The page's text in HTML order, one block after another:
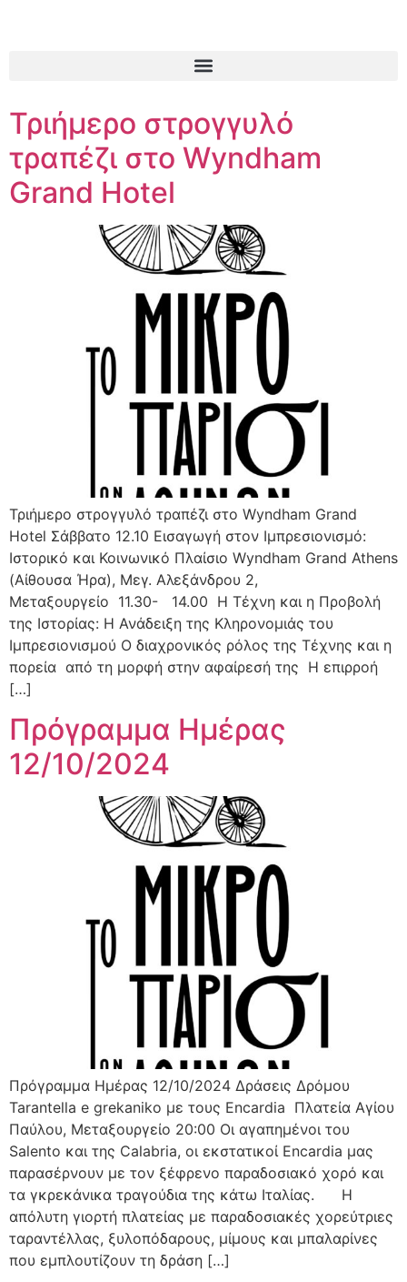
Τριήμερο στρογγυλό
τραπέζι στο Wyndham
Grand Hotel
Τριήμερο στρογγυλό τραπέζι στο Wyndham Grand
Hotel Σάββατο 12.10 Εισαγωγή στον Ιμπρεσιονισμό:
Ιστορικό και Κοινωνικό Πλαίσιο Wyndham Grand Athens
(Αίθουσα Ήρα), Μεγ. Αλεξάνδρου 2,
Μεταξουργείο 11.30- 14.00 Η Τέχνη και η Προβολή
της Ιστορίας: Η Ανάδειξη της Κληρονομιάς του
Ιμπρεσιονισμού Ο διαχρονικός ρόλος της Τέχνης και η
πορεία από τη μορφή στην αφαίρεσή της Η επιρροή
[…]
Πρόγραμμα Ημέρας
12/10/2024
Πρόγραμμα Ημέρας 12/10/2024 Δράσεις Δρόμου
Tarantella e grekaniko με τους Encardia Πλατεία Αγίου
Παύλου, Μεταξουργείο 20:00 Oι αγαπημένοι του
Salento και της Calabria, οι εκστατικοί Encardia μας
παρασέρνουν με τον ξέφρενο παραδοσιακό χορό και
τα γκρεκάνικα τραγούδια της κάτω Ιταλίας. Η
απόλυτη γιορτή πλατείας με παραδοσιακές χορεύτριες
ταραντέλλας, ξυλοπόδαρους, μίμους και μπαλαρίνες
που εμπλουτίζουν τη δράση […]